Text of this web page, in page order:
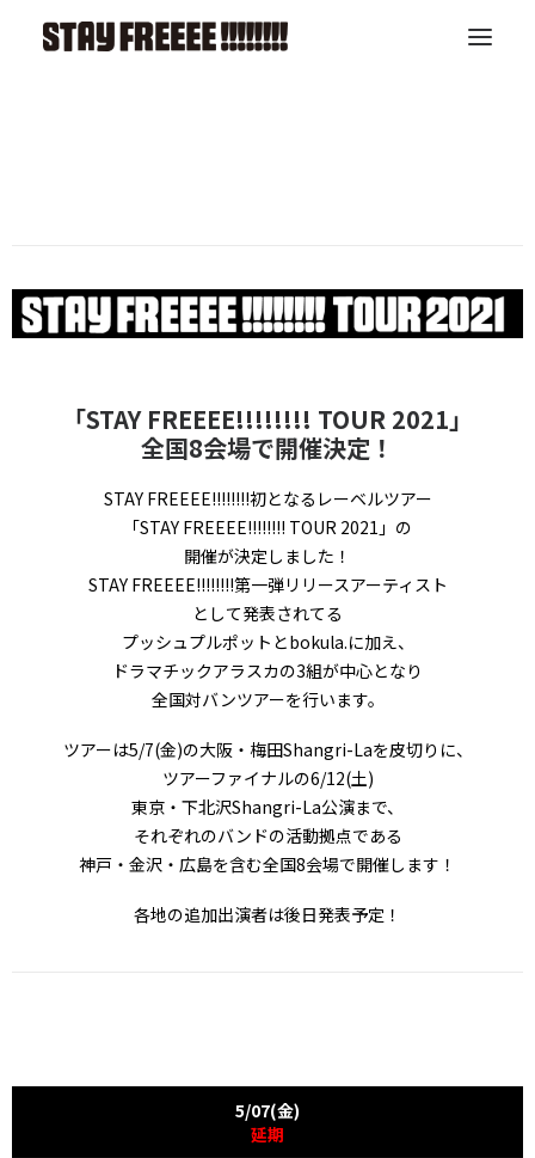
「STAY FREEEE!!!!!!!! TOUR 2021」
全国8会場で開催決定！
STAY FREEEE!!!!!!!!初となるレーベルツアー
「STAY FREEEE!!!!!!!! TOUR 2021」の
開催が決定しました！
STAY FREEEE!!!!!!!!第一弾リリースアーティスト
として発表されてる
プッシュプルポットとbokula.に加え、
ドラマチックアラスカの3組が中心となり
全国対バンツアーを行います。
ツアーは5/7(金)の大阪・梅田Shangri-Laを皮切りに、
ツアーファイナルの6/12(土)
東京・下北沢Shangri-La公演まで、
それぞれのバンドの活動拠点である
神戸・金沢・広島を含む全国8会場で開催します！
各地の追加出演者は後日発表予定！
5/07(金)
延期